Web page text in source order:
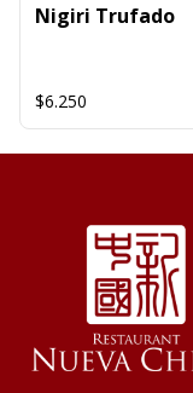
Nigiri Trufado
$6.250